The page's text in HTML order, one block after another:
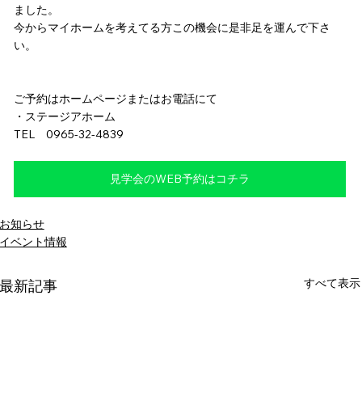
ました。
今からマイホームを考えてる方この機会に是非足を運んで下さ
い。
ご予約はホームページまたはお電話にて
・ステージアホーム
TEL　0965-32-4839
見学会のWEB予約はコチラ
知らせ
ベント情報
新記事 すべて表示